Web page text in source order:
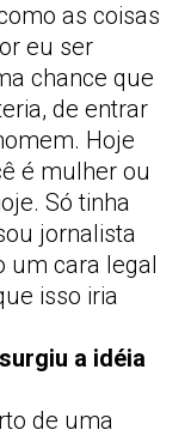
as coisas
eu ser
chance que
de entrar
Hoje
é mulher ou
Só tinha
jornalista
um cara legal
isso iria
a idéia
de uma